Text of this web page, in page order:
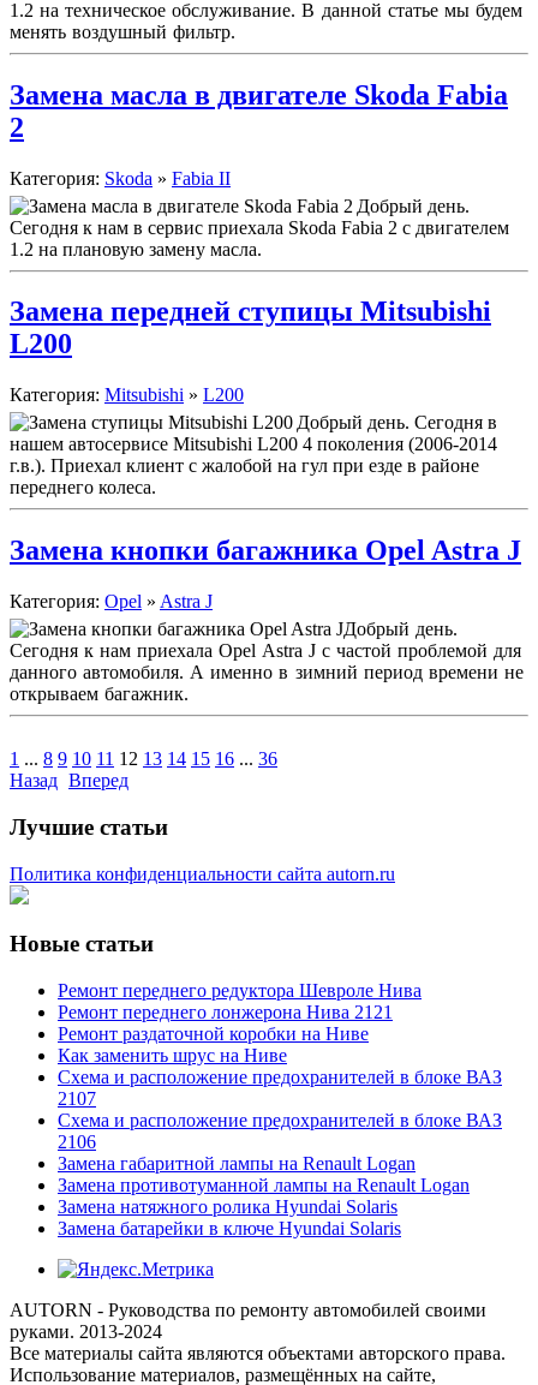
1.2 на техническое обслуживание. В данной статье мы будем
менять воздушный фильтр.
Замена масла в двигателе Skoda Fabia
2
Категория: Skoda » Fabia II
Добрый день.
Сегодня к нам в сервис приехала Skoda Fabia 2 с двигателем
1.2 на плановую замену масла.
Замена передней ступицы Mitsubishi
L200
Категория: Mitsubishi » L200
Добрый день. Сегодня в
нашем автосервисе Mitsubishi L200 4 поколения (2006-2014
г.в.). Приехал клиент с жалобой на гул при езде в районе
переднего колеса.
Замена кнопки багажника Opel Astra J
Категория: Opel » Astra J
Добрый день.
Сегодня к нам приехала Opel Astra J с частой проблемой для
данного автомобиля. А именно в зимний период времени не
открываем багажник.
1 ... 8 9 10 11 12 13 14 15 16 ... 36
Назад Вперед
Лучшие статьи
Политика конфиденциальности сайта autorn.ru
Новые статьи
Ремонт переднего редуктора Шевроле Нива
Ремонт переднего лонжерона Нива 2121
Ремонт раздаточной коробки на Ниве
Как заменить шрус на Ниве
Схема и расположение предохранителей в блоке ВАЗ
2107
Схема и расположение предохранителей в блоке ВАЗ
2106
Замена габаритной лампы на Renault Logan
Замена противотуманной лампы на Renault Logan
Замена натяжного ролика Hyundai Solaris
Замена батарейки в ключе Hyundai Solaris
AUTORN - Руководства по ремонту автомобилей своими
руками. 2013-2024
Все материалы сайта являются объектами авторского права.
Использование материалов, размещённых на сайте,